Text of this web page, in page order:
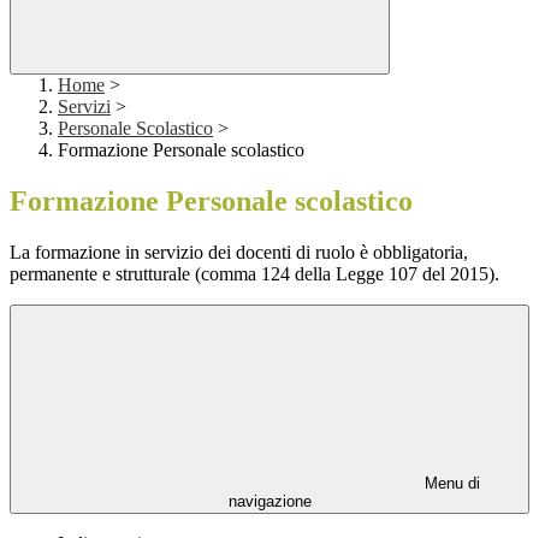
Home >
Servizi >
Personale Scolastico >
Formazione Personale scolastico
Formazione Personale scolastico
La formazione in servizio dei docenti di ruolo è obbligatoria,
permanente e strutturale (comma 124 della Legge 107 del 2015).
Menu di
navigazione